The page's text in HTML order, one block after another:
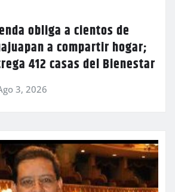
obliga a cientos de
a compartir hogar;
412 casas del Bienestar
3, 2026